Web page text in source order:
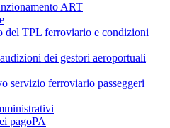
ART
del TPL ferroviario e condizioni
dei gestori aeroportuali
servizio ferroviario passeggeri
pagoPA